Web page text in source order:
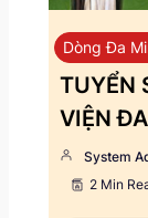
Dòng Đa
TUYỂN
VIỆN
System
2 Min